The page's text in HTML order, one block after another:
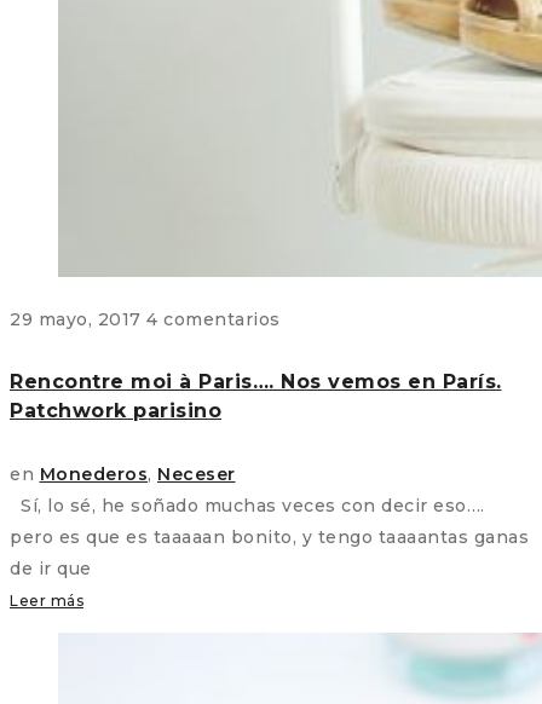
29 mayo, 2017 4 comentarios
Rencontre moi à Paris…. Nos vemos en París.
Patchwork parisino
en Monederos, Neceser
Sí, lo sé, he soñado muchas veces con decir eso….
pero es que es taaaaan bonito, y tengo taaaantas ganas
de ir que
Leer más